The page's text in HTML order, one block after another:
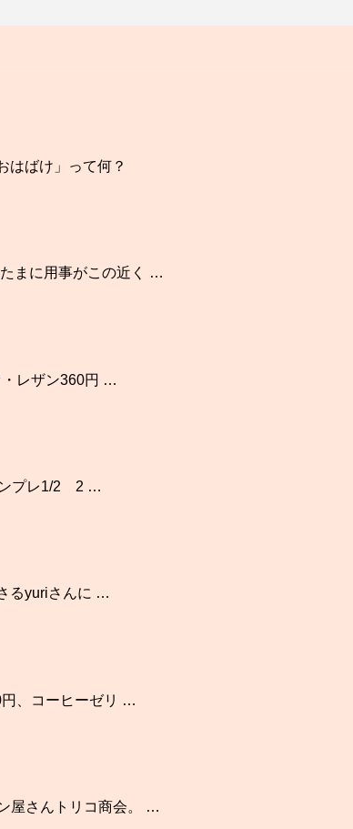
ばけ」って何？
まに用事がこの近く …
レザン360円 …
ンプレ1/2 2 …
るyuriさんに …
、コーヒーゼリ …
屋さんトリコ商会。 …